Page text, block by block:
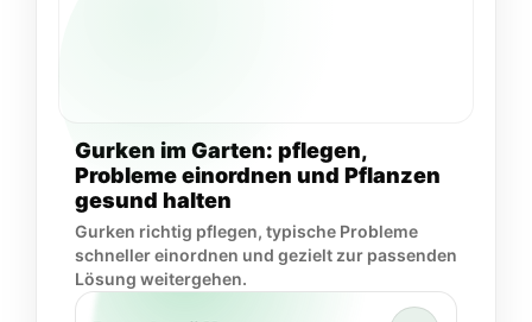
Gurken im Garten: pflegen,
Probleme einordnen und Pflanzen
gesund halten
Gurken richtig pflegen, typische Probleme
schneller einordnen und gezielt zur passenden
Lösung weitergehen.